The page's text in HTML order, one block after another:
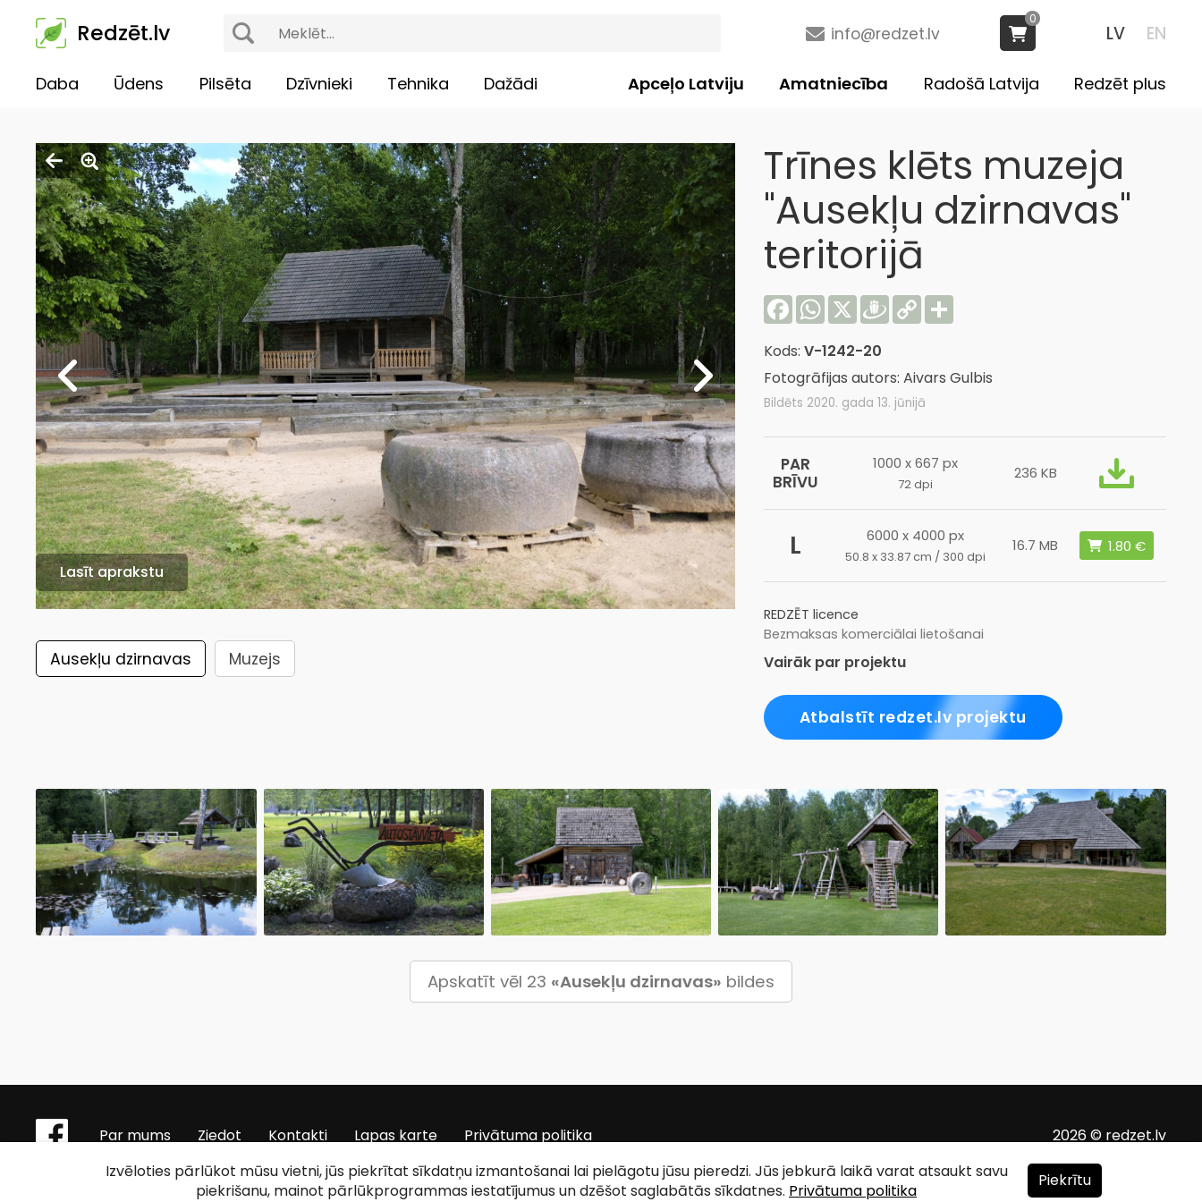
Redzēt.lv LV EN
info@redzet.lv
0
Daba Ūdens Pilsēta Dzīvnieki Tehnika Dažādi Redzēt plus
Radošā Latvija
Amatniecība
Apceļo Latviju
Lasīt aprakstu
Ausekļu dzirnavas Muzejs
Trīnes klēts muzeja
"Ausekļu dzirnavas"
teritorijā
Facebook
WhatsApp
X Draugiem
Copy
Link
Share
Kods: V-1242-20
Fotogrāfijas autors: Aivars Gulbis
Bildēts 2020. gada 13. jūnijā
PAR
BRĪVU
1000 x 667 px
72 dpi
236 KB
L 6000 x 4000 px
50.8 x 33.87 cm / 300 dpi
16.7 MB
REDZĒT licence
Bezmaksas komerciālai lietošanai
Vairāk par projektu
Atbalstīt redzet.lv projektu
Apskatīt vēl 23 «Ausekļu dzirnavas» bildes
Par mums Ziedot Kontakti Lapas karte Privātuma politika
2026 © redzet.lv
Izvēloties pārlūkot mūsu vietni, jūs piekrītat sīkdatņu izmantošanai lai pielāgotu jūsu pieredzi. Jūs jebkurā laikā varat atsaukt savu
piekrišanu, mainot pārlūkprogrammas iestatījumus un dzēšot saglabātās sīkdatnes. Privātuma politika
Piekrītu